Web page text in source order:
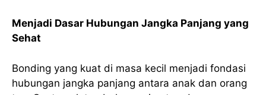
Menjadi Dasar Hubungan Jangka Panjang yang
Sehat
Bonding yang kuat di masa kecil menjadi fondasi
hubungan jangka panjang antara anak dan orang